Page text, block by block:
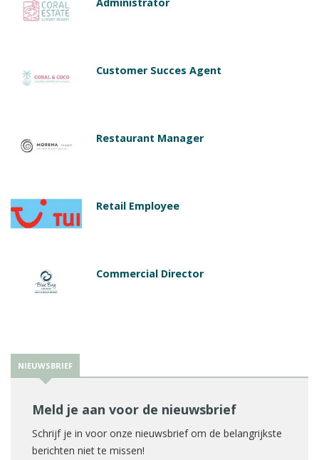
Customer Succes Agent
Restaurant Manager
Retail Employee
Commercial Director
NIEUWSBRIEF
Meld je aan voor de nieuwsbrief
Schrijf je in voor onze nieuwsbrief om de belangrijkste
berichten niet te missen!